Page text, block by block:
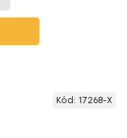
Kód: 17268-X